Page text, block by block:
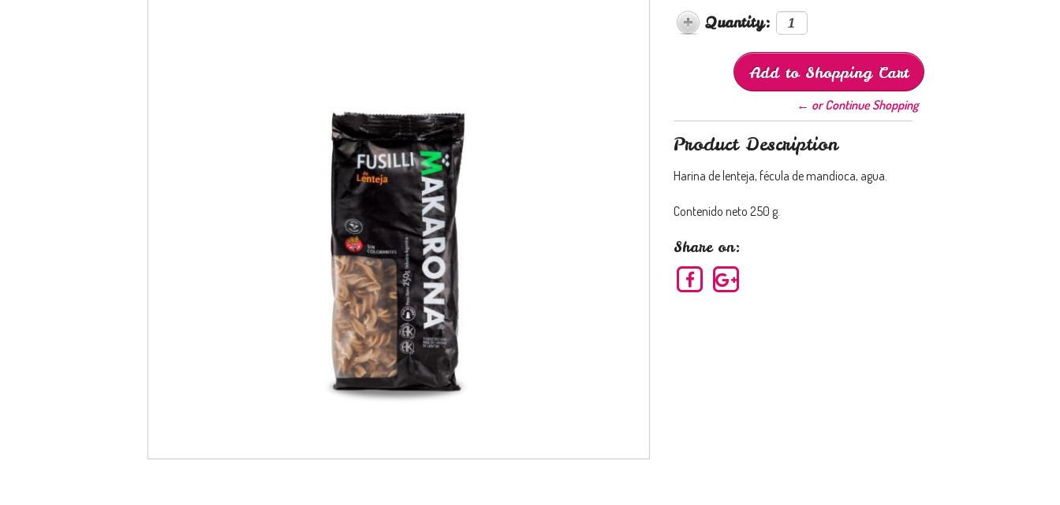
Quantity:
← or Continue Shopping
Product Description
Harina de lenteja, fécula de mandioca, agua.
Contenido neto 250 g.
Share on: